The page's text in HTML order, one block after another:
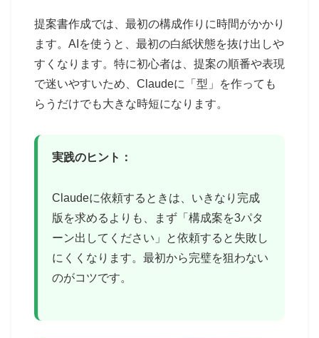
提案書作成では、最初の構成作りに時間がかかり
ます。AIを使うと、最初の白紙状態を抜け出しや
すくなります。特に初心者は、提案の順番や表現
で迷いやすいため、Claudeに「型」を作っても
らうだけでも大きな時短になります。
実践のヒント：
Claudeに依頼するときは、いきなり完成
版を求めるよりも、まず「構成案を3パタ
ーン出してください」と依頼すると失敗し
にくくなります。最初から完璧を狙わない
のがコツです。